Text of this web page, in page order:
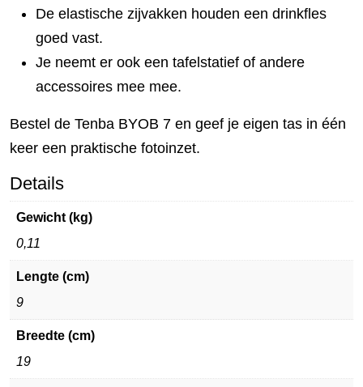
De elastische zijvakken houden een drinkfles
goed vast.
Je neemt er ook een tafelstatief of andere
accessoires mee mee.
Bestel de Tenba BYOB 7 en geef je eigen tas in één
keer een praktische fotoinzet.
Details
Gewicht (kg)
0,11
Lengte (cm)
9
Breedte (cm)
19